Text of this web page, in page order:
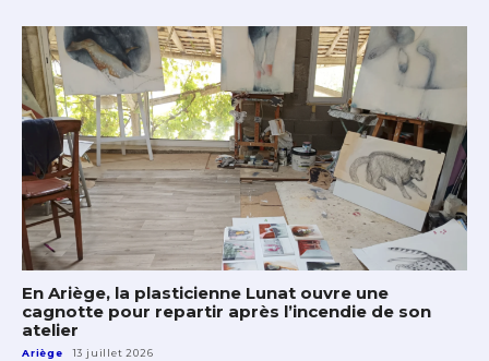
En Ariège, la plasticienne Lunat ouvre une
cagnotte pour repartir après l’incendie de son
atelier
Ariège 13 juillet 2026